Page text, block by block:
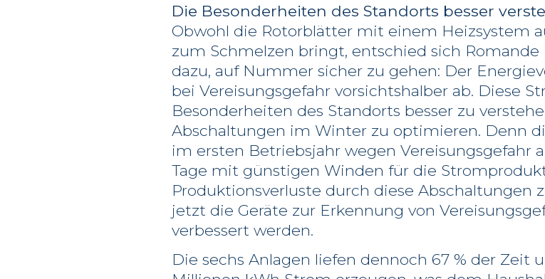
Die Besonderheiten des Standorts besser
Obwohl die Rotorblätter mit einem Heizsystem
zum Schmelzen bringt, entschied sich
dazu, auf Nummer sicher zu gehen: Der
bei Vereisungsgefahr vorsichtshalber ab. Diese
Besonderheiten des Standorts besser zu
Abschaltungen im Winter zu optimieren. Denn
im ersten Betriebsjahr wegen Vereisungsgefahr
Tage mit günstigen Winden für die
Produktionsverluste durch diese Abschaltungen
jetzt die Geräte zur Erkennung von
verbessert werden.
Die sechs Anlagen liefen dennoch 67 % der Zeit